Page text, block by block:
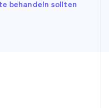
behandeln sollten